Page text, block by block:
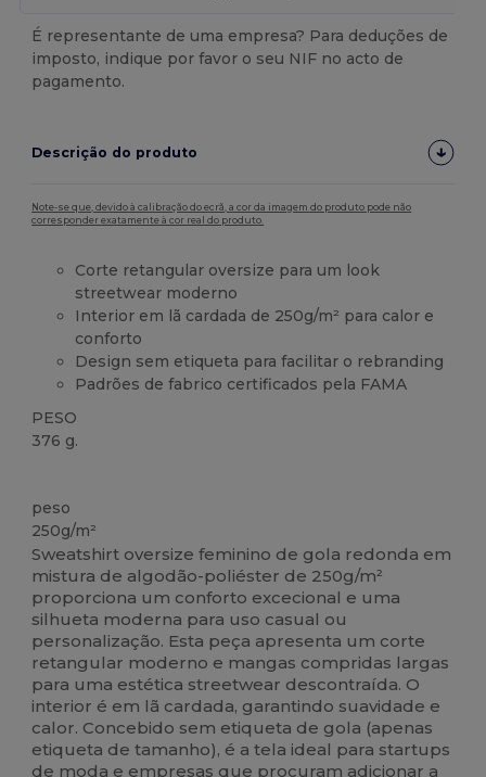
É representante de uma empresa? Para deduções de
imposto, indique por favor o seu NIF no acto de
pagamento.
Descrição do produto
Note-se que, devido à calibração do ecrã, a cor da imagem do produto pode não
corresponder exatamente à cor real do produto.
Corte retangular oversize para um look
streetwear moderno
Interior em lã cardada de 250g/m² para calor e
conforto
Design sem etiqueta para facilitar o rebranding
Padrões de fabrico certificados pela FAMA
PESO
376 g.
peso
250g/m²
Sweatshirt oversize feminino de gola redonda em
mistura de algodão-poliéster de 250g/m²
proporciona um conforto excecional e uma
silhueta moderna para uso casual ou
personalização. Esta peça apresenta um corte
retangular moderno e mangas compridas largas
para uma estética streetwear descontraída. O
interior é em lã cardada, garantindo suavidade e
calor. Concebido sem etiqueta de gola (apenas
etiqueta de tamanho), é a tela ideal para startups
de moda e empresas que procuram adicionar a